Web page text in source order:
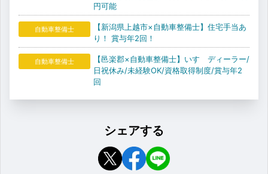
円可能
自動車整備士
【新潟県上越市×自動車整備士】住宅手当あ
り！ 賞与年2回！
自動車整備士
【邑楽郡×自動車整備士】いすゞディーラー/
日祝休み/未経験OK/資格取得制度/賞与年2
回
シェアする